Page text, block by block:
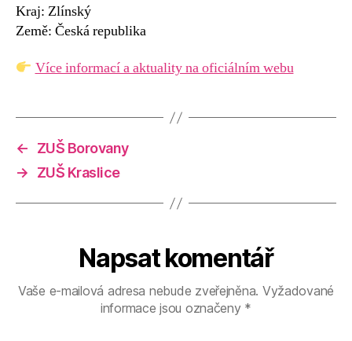
Kraj: Zlínský
Země: Česká republika
Více informací a aktuality na oficiálním webu
←
ZUŠ Borovany
→
ZUŠ Kraslice
Napsat komentář
Vaše e-mailová adresa nebude zveřejněna. Vyžadované
informace jsou označeny *